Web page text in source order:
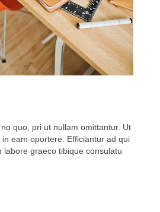
quo, pri ut nullam omittantur. Ut
eam oportere. Efficiantur ad qui
labore graeco tibique consulatu